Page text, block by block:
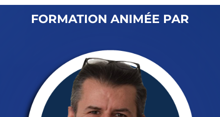
FORMATION ANIMÉE PAR